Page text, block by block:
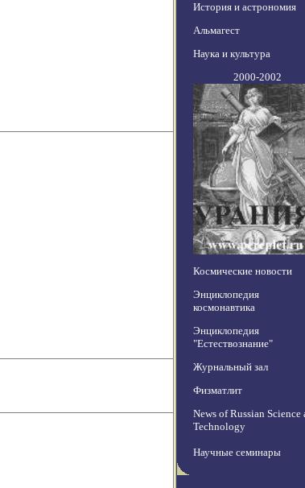
История и астрономия
Альмагест
Наука и культура
2000-2002
Космические новости
Энциклопедия
космонавтика
Энциклопедия
"Естествознание"
Журнальный зал
Физматлит
News of Russian Science
Technology
Научные семинары